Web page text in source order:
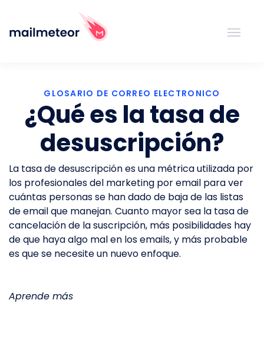
GLOSARIO DE CORREO ELECTRONICO
¿Qué es la tasa de
desuscripción?
La tasa de desuscripción es una métrica utilizada por
los profesionales del marketing por email para ver
cuántas personas se han dado de baja de las listas
de email que manejan. Cuanto mayor sea la tasa de
cancelación de la suscripción, más posibilidades hay
de que haya algo mal en los emails, y más probable
es que se necesite un nuevo enfoque.
Aprende más